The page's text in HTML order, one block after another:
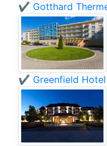
✔️ Gotthard
✔️ Greenfield